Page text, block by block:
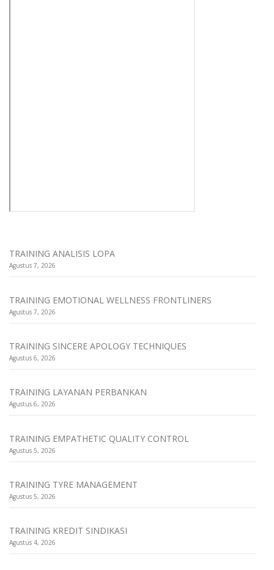
TRAINING ANALISIS LOPA
Agustus 7, 2026
TRAINING EMOTIONAL WELLNESS FRONTLINERS
Agustus 7, 2026
TRAINING SINCERE APOLOGY TECHNIQUES
Agustus 6, 2026
TRAINING LAYANAN PERBANKAN
Agustus 6, 2026
TRAINING EMPATHETIC QUALITY CONTROL
Agustus 5, 2026
TRAINING TYRE MANAGEMENT
Agustus 5, 2026
TRAINING KREDIT SINDIKASI
Agustus 4, 2026